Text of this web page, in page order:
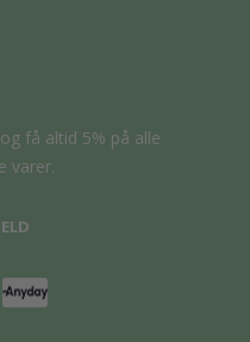
få altid 5% på alle
varer.